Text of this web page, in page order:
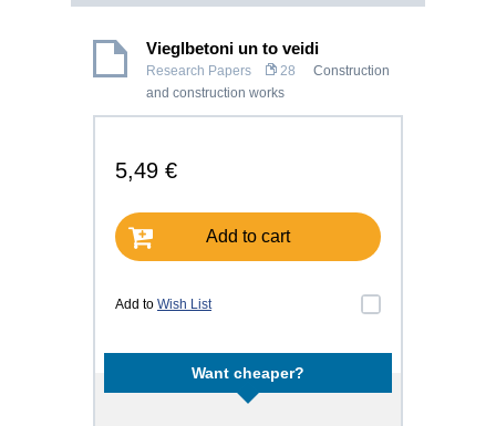
Vieglbetoni un to veidi
Research Papers 28
Construction
and construction works
5,49 €
Add to cart
Add to Wish List
Want cheaper?